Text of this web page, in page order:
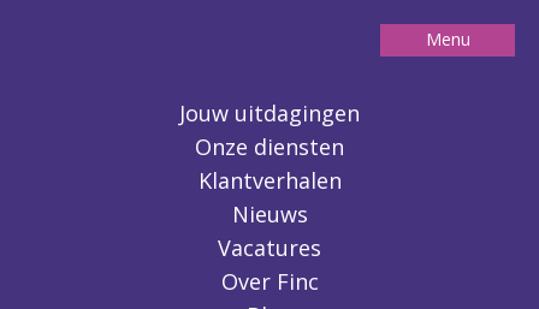
Menu
Jouw uitdagingen
Onze diensten
Klantverhalen
Nieuws
Vacatures
Over Finc